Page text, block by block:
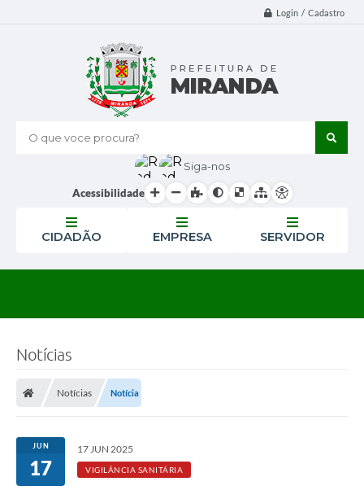
Login / Cadastro
O que voce procura?
Siga-nos
Acessibilidade
CIDADÃO EMPRESA SERVIDOR
Notícias
Notícias Notícia
JUN
17
17 JUN 2025
VIGILÂNCIA SANITÁRIA